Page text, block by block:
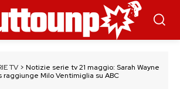
TV > Notizie serie tv 21 maggio: Sarah Wayne
raggiunge Milo Ventimiglia su ABC